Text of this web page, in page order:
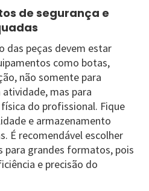
de segurança e
das peças devem estar
como botas,
não somente para
mas para
do profissional. Fique
e armazenamento
É recomendável escolher
para grandes formatos, pois
e precisão do